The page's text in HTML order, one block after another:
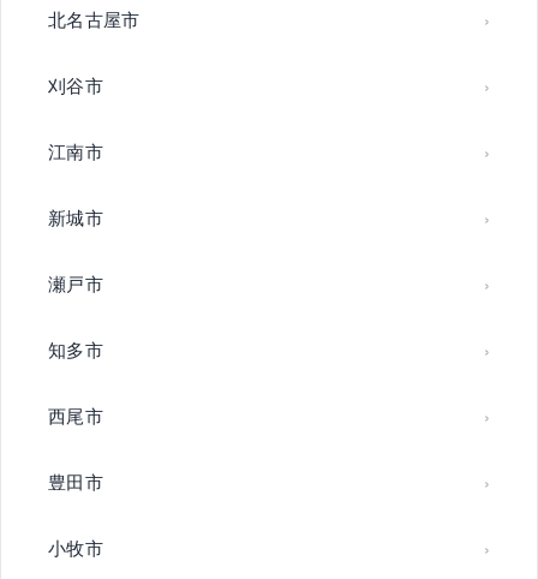
北名古屋市
刈谷市
江南市
新城市
瀬戸市
知多市
西尾市
豊田市
小牧市